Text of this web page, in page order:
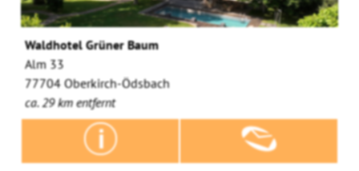
Waldhotel Grüner Baum
Alm 33
77704 Oberkirch-Ödsbach
ca. 29 km entfernt